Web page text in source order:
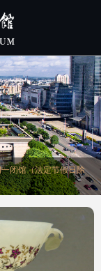
一闭馆（法定节假日除